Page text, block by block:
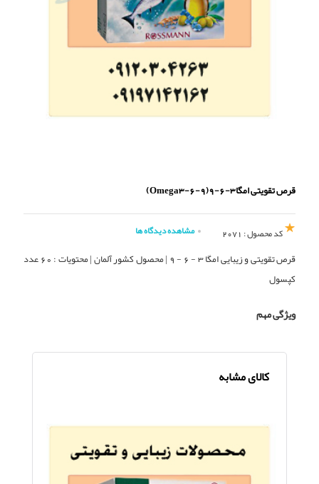
قرص تقویتی امگا3-6-9(Omega3-6-9)
کد محصول : 2071 مشاهده دیدگاه ها
قرص تقویتی و زیبایی امگا 3 - 6 - 9 | محصول کشور آلمان | محتویات : 60 عدد
کپسول
ویژگی مهم
کالای مشابه